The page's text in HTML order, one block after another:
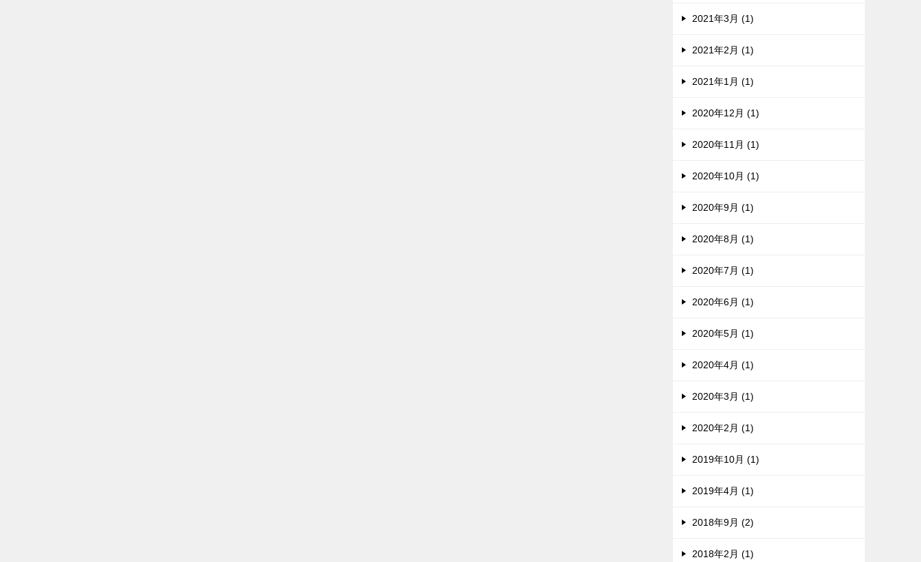
2021年3月 (1)
2021年2月 (1)
2021年1月 (1)
2020年12月 (1)
2020年11月 (1)
2020年10月 (1)
2020年9月 (1)
2020年8月 (1)
2020年7月 (1)
2020年6月 (1)
2020年5月 (1)
2020年4月 (1)
2020年3月 (1)
2020年2月 (1)
2019年10月 (1)
2019年4月 (1)
2018年9月 (2)
2018年2月 (1)